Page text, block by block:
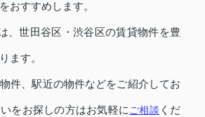
おすすめします。
、世田谷区・渋谷区の賃貸物件を豊
ます。
件、駅近の物件などをご紹介してお
をお探しの方はお気軽にご相談 くだ